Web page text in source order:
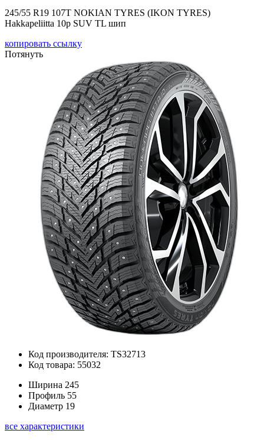
245/55 R19 107T NOKIAN TYRES (IKON TYRES)
Hakkapeliitta 10р SUV TL шип
копировать ссылку
Потянуть
Код производителя: TS32713
Код товара: 55032
Ширина 245
Профиль 55
Диаметр 19
все характеристики